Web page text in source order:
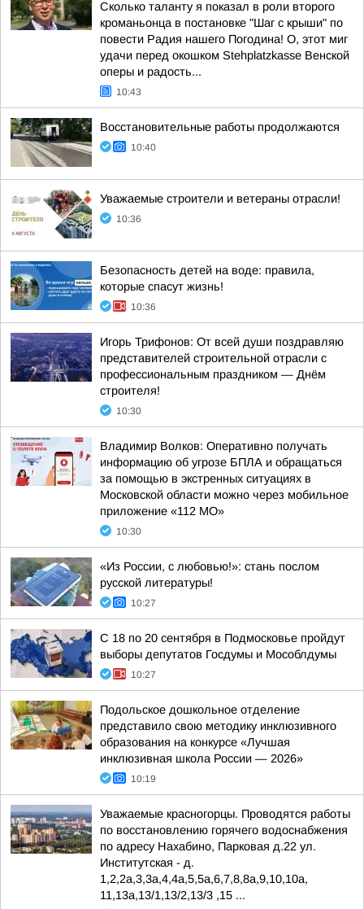
Сколько таланту я показал в роли второго
кроманьонца в постановке "Шаг с крыши" по
повести Радия нашего Погодина! О, этот миг
удачи перед окошком Stehplatzkasse Венской
оперы и радость...
10:43
Восстановительные работы продолжаются
10:40
Уважаемые строители и ветераны отрасли!
10:36
Безопасность детей на воде: правила,
которые спасут жизнь!
10:36
Игорь Трифонов: От всей души поздравляю
представителей строительной отрасли с
профессиональным праздником — Днём
строителя!
10:30
Владимир Волков: Оперативно получать
информацию об угрозе БПЛА и обращаться
за помощью в экстренных ситуациях в
Московской области можно через мобильное
приложение «112 МО»
10:30
«Из России, с любовью!»: стань послом
русской литературы!
10:27
С 18 по 20 сентября в Подмосковье пройдут
выборы депутатов Госдумы и Мособлдумы
10:27
Подольское дошкольное отделение
представило свою методику инклюзивного
образования на конкурсе «Лучшая
инклюзивная школа России — 2026»
10:19
Уважаемые красногорцы. Проводятся работы
по восстановлению горячего водоснабжения
по адресу Нахабино, Парковая д.22 ул.
Институтская - д.
1,2,2а,3,3а,4,4а,5,5а,6,7,8,8а,9,10,10а,
11,13а,13/1,13/2,13/3 ,15 ...